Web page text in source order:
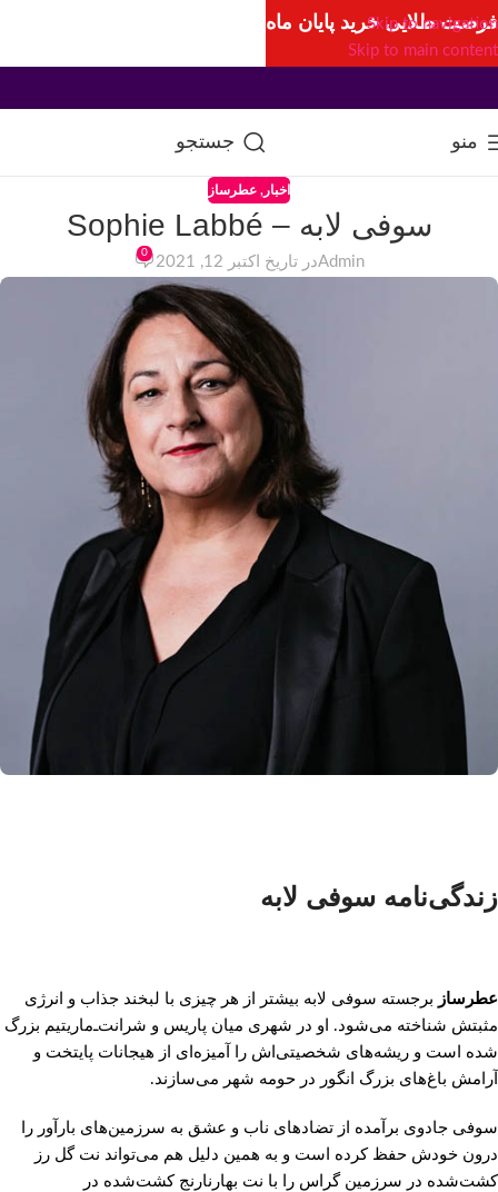
Skip to navigation
Skip to main content
منو جستجو
اخبار , عطرساز
سوفی لابه – Sophie Labbé
Adminدر تاریخ اکتبر 12, 2021
0
زندگی‌نامه سوفی لابه
عطرساز برجسته سوفی لابه بیشتر از هر چیزی با لبخند جذاب و انرژی
مثبتش شناخته می‌شود. او در شهری میان پاریس و شرانت‌ـ‌ماریتیم بزرگ
شده است و ریشه‌های شخصیتی‌اش را آمیزه‌ای از هیجانات پایتخت و
آرامش باغ‌های بزرگ انگور در حومه شهر می‌سازند.
سوفی جادوی برآمده از تضادهای ناب و عشق به سرزمین‌های بارآور را
درون خودش حفظ کرده است و به همین دلیل هم می‌تواند نت گل رز
کشت‌شده در سرزمین گراس را با نت بهارنارنج کشت‌شده در
فرصت طلایی خرید پایان ماه